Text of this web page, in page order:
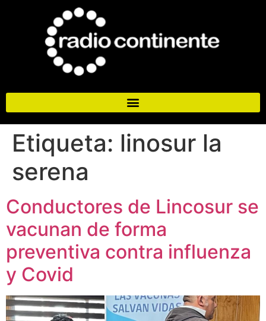
Etiqueta: linosur la
serena
Conductores de Lincosur se
vacunan de forma
preventiva contra influenza
y Covid